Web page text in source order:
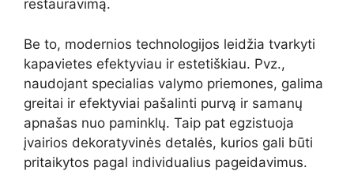
restauravimą.
Be to, modernios technologijos leidžia tvarkyti
kapavietes efektyviau ir estetiškiau. Pvz.,
naudojant specialias valymo priemones, galima
greitai ir efektyviai pašalinti purvą ir samanų
apnašas nuo paminklų. Taip pat egzistuoja
įvairios dekoratyvinės detalės, kurios gali būti
pritaikytos pagal individualius pageidavimus.